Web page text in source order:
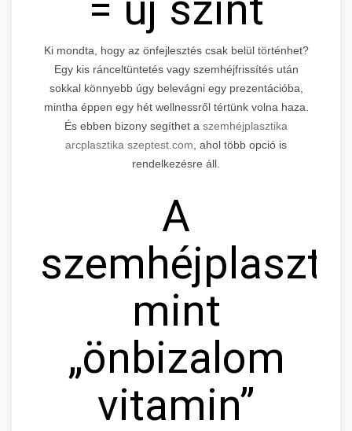
Ki mondta, hogy az önfejlesztés csak belül történhet?
Egy kis ránceltüntetés vagy szemhéjfrissítés után
sokkal könnyebb úgy belevágni egy prezentációba,
mintha éppen egy hét wellnessről tértünk volna haza.
És ebben bizony segíthet a szemhéjplasztika
arcplasztika szeptest.com , ahol több opció is
rendelkezésre áll.
A
mint
„önbizalom
vitamin”